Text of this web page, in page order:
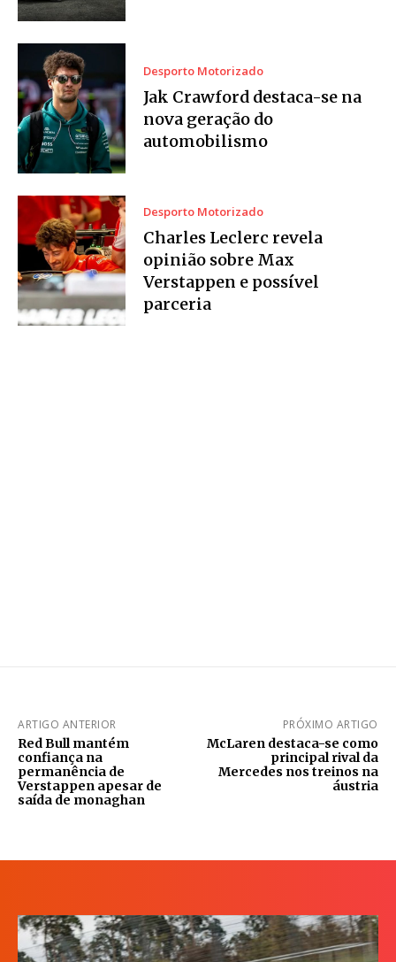
Desporto Motorizado
Jak Crawford destaca-se na
nova geração do
automobilismo
Desporto Motorizado
Charles Leclerc revela
opinião sobre Max
Verstappen e possível
parceria
ARTIGO ANTERIOR
Red Bull mantém
confiança na
permanência de
Verstappen apesar de
saída de monaghan
PRÓXIMO ARTIGO
McLaren destaca-se como
principal rival da
Mercedes nos treinos na
áustria